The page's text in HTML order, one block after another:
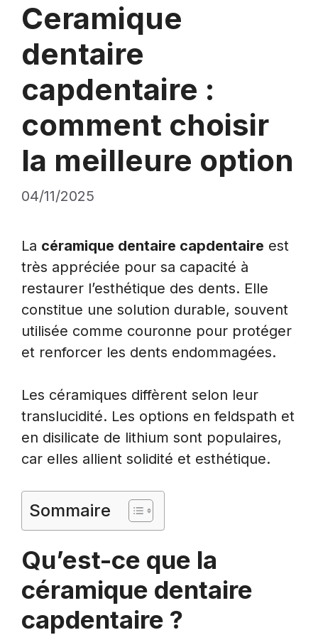
Ceramique
dentaire
capdentaire :
comment choisir
la meilleure option
04/11/2025
La céramique dentaire capdentaire est
très appréciée pour sa capacité à
restaurer l’esthétique des dents. Elle
constitue une solution durable, souvent
utilisée comme couronne pour protéger
et renforcer les dents endommagées.
Les céramiques diffèrent selon leur
translucidité. Les options en feldspath et
en disilicate de lithium sont populaires,
car elles allient solidité et esthétique.
Sommaire
Qu’est-ce que la
céramique dentaire
capdentaire ?